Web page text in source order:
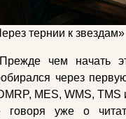
тернии к звездам»
Прежде чем начать
через
MES, WMS,
говоря уже о